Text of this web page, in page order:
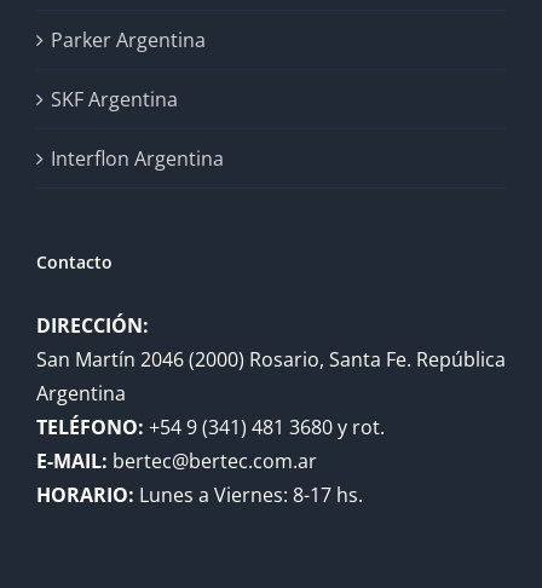
Parker Argentina
SKF Argentina
Interflon Argentina
Contacto
DIRECCIÓN:
San Martín 2046 (2000) Rosario, Santa Fe. República
Argentina
TELÉFONO: +54 9 (341) 481 3680 y rot.
E-MAIL: bertec@bertec.com.ar
HORARIO: Lunes a Viernes: 8-17 hs.